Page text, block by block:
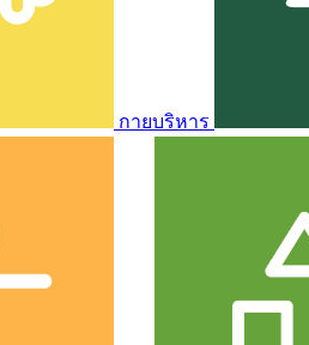
กายบริหาร